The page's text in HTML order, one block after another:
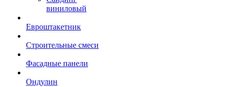
виниловый
Евроштакетник
Строительные смеси
Фасадные панели
Ондулин